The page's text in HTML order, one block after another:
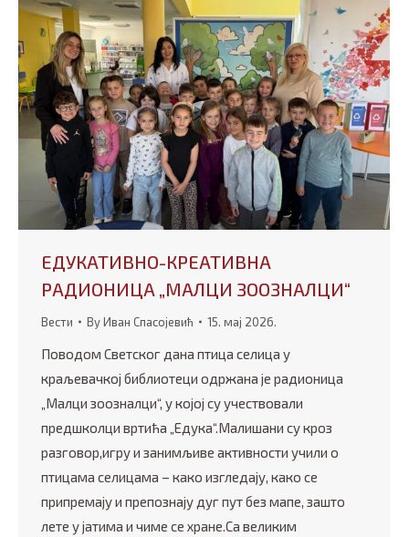
ЕДУКАТИВНО-КРЕАТИВНА
РАДИОНИЦА „МАЛЦИ ЗООЗНАЛЦИ“
Вести ByИван Спасојевић 15. мај 2026.
Поводом Светског дана птица селица у
краљевачкој библиотеци одржана је радионица
„Малци зоозналци“, у којој су учествовали
предшколци вртића „Едука“.Малишани су кроз
разговор,игру и занимљиве активности учили о
птицама селицама – како изгледају, како се
припремају и препознају дуг пут без мапе, зашто
лете у јатима и чиме се хране.Са великим